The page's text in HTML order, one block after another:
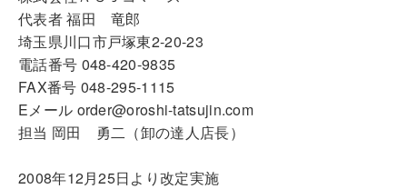
代表者 福田 竜郎
埼玉県川口市戸塚東2-20-23
電話番号 048-420-9835
FAX番号 048-295-1115
Eメール order@oroshi-tatsujin.com
担当 岡田 勇二（卸の達人店長）
2008年12月25日より改定実施